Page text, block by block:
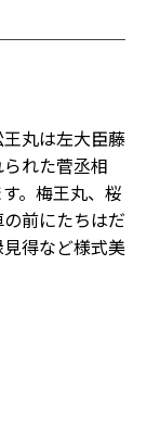
王丸は左大臣藤
れた菅丞相
。梅王丸、桜
前にたちはだ
得など様式美